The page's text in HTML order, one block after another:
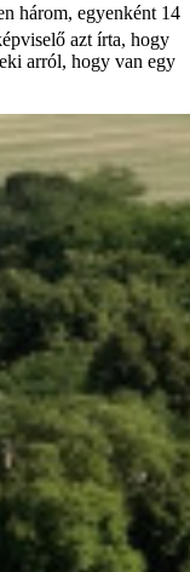
három, egyenként 14
azt írta, hogy
arról, hogy van egy